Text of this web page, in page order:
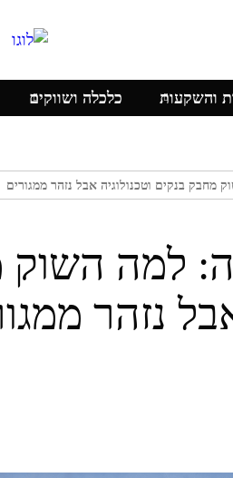
והשקעות כלכלה ושווקים
מחבק בנקים וטכנולוגיה אבל נזהר ממגורים
למה
נזהר